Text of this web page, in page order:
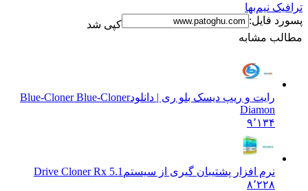
ترافیک نیم‌بها
پسورد فایل:
کپی شد
مطالب مشابه
رایت و ریپ دیسک بلو ری | دانلودBlue-Cloner Blue-Cloner
Diamon
۹٬۱۳۴
نرم افزار پشتیبان گیری از سیستم Drive Cloner Rx 5.1
۸٬۲۲۸